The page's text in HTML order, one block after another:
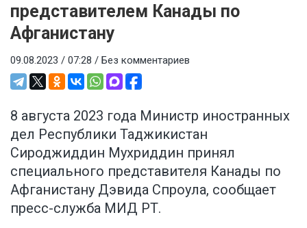
представителем Канады по
Афганистану
09.08.2023 / 07:28 / Без комментариев
8 августа 2023 года Министр иностранных
дел Республики Таджикистан
Сироджиддин Мухриддин принял
специального представителя Канады по
Афганистану Дэвида Спроула, сообщает
пресс-служба МИД РТ.